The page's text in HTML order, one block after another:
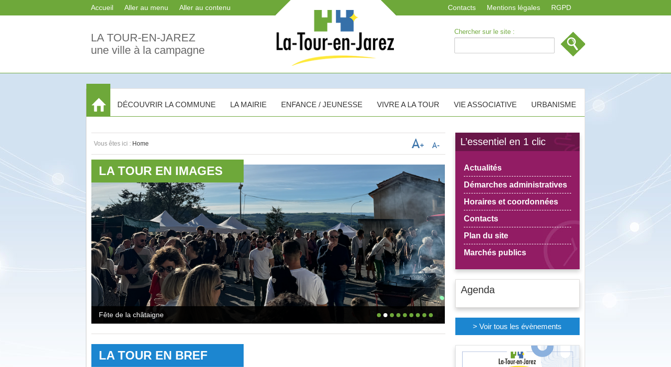
Accueil Aller au menu Aller au contenu Contacts Mentions légales RGPD
LA TOUR-EN-JAREZ
une ville à la campagne
Chercher sur le site :
DÉCOUVRIR LA COMMUNE LA MAIRIE ENFANCE / JEUNESSE VIVRE A LA TOUR VIE ASSOCIATIVE URBANISME
Vous êtes ici : Home
LA TOUR EN IMAGES
Cheval dans un champs
LA TOUR EN BREF
L’essentiel en 1 clic
Actualités
Démarches administratives
Horaires et coordonnées
Contacts
Plan du site
Marchés publics
Agenda
> Voir tous les évènements